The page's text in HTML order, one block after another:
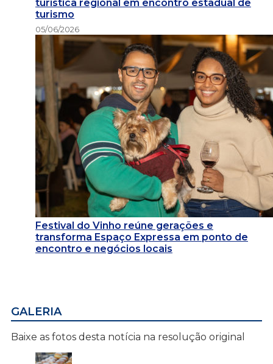
turística regional em encontro estadual de
turismo
05/06/2026
Festival do Vinho reúne gerações e
transforma Espaço Expressa em ponto de
encontro e negócios locais
GALERIA
Baixe as fotos desta notícia na resolução original